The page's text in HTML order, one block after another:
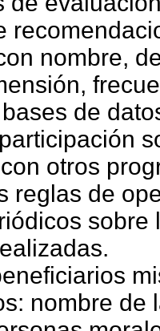
nombre,
de
otros
reglas de
nombre de